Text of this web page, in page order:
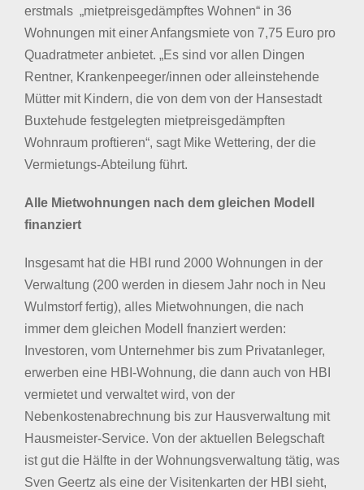
erstmals „mietpreisgedämpftes Wohnen“ in 36
Wohnungen mit einer Anfangsmiete von 7,75 Euro pro
Quadratmeter anbietet. „Es sind vor allen Dingen
Rentner, Krankenpeeger/innen oder alleinstehende
Mütter mit Kindern, die von dem von der Hansestadt
Buxtehude festgelegten mietpreisgedämpften
Wohnraum proftieren“, sagt Mike Wettering, der die
Vermietungs-Abteilung führt.
Alle Mietwohnungen nach dem gleichen Modell
finanziert
Insgesamt hat die HBI rund 2000 Wohnungen in der
Verwaltung (200 werden in diesem Jahr noch in Neu
Wulmstorf fertig), alles Mietwohnungen, die nach
immer dem gleichen Modell fnanziert werden:
Investoren, vom Unternehmer bis zum Privatanleger,
erwerben eine HBI-Wohnung, die dann auch von HBI
vermietet und verwaltet wird, von der
Nebenkostenabrechnung bis zur Hausverwaltung mit
Hausmeister-Service. Von der aktuellen Belegschaft
ist gut die Hälfte in der Wohnungsverwaltung tätig, was
Sven Geertz als eine der Visitenkarten der HBI sieht,